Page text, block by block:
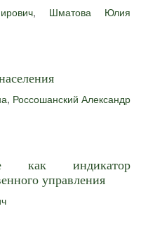
, Шматова Юлия
, Россошанский Александр
как индикатор
управления